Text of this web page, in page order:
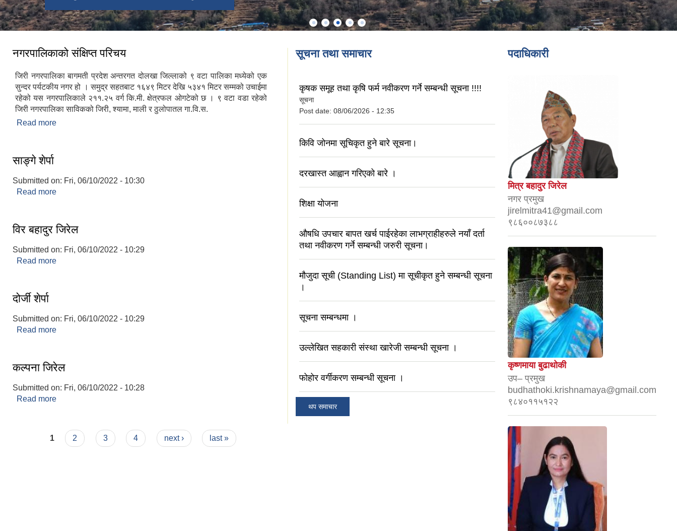
नगरपालिकाको संक्षिप्त परिचय
जिरी नगरपालिका बागमती प्रदेश अन्तरगत दोलखा जिल्लाको ९ वटा पालिका मध्येको एक
सुन्दर पर्यटकीय नगर हो । समुद्र सहतबाट १६४९ मिटर देखि ५३४१ मिटर सम्मको उचाईमा
रहेको यस नगरपालिकाले २११.२५ वर्ग कि.मी. क्षेत्रफल ओगटेको छ । ९ वटा वडा रहेको
जिरी नगरपालिका साविकको जिरी, श्यामा, माली र ठुलोपातल गा.वि.स.
Read more
साङ्गे शेर्पा
Submitted on: Fri, 06/10/2022 - 10:30
Read more
विर बहादुर जिरेल
Submitted on: Fri, 06/10/2022 - 10:29
Read more
दोर्जी शेर्पा
Submitted on: Fri, 06/10/2022 - 10:29
Read more
कल्पना जिरेल
Submitted on: Fri, 06/10/2022 - 10:28
Read more
Pages
1 2 3 4 next › last »
सूचना तथा समाचार
कृषक समूह तथा कृषि फर्म नवीकरण गर्ने सम्बन्धी सूचना !!!!
सूचना
Post date: 08/06/2026 - 12:35
किवि जोनमा सूचिकृत हुने बारे सूचना।
दरखास्त आह्वान गरिएको बारे ।
शिक्षा योजना
औषधि उपचार बापत खर्च पाईरहेका लाभग्राहीहरुले नयाँ दर्ता
तथा नवीकरण गर्ने सम्बन्धी जरुरी सूचना।
मौजुदा सूची (Standing List) मा सूचीकृत हुने सम्बन्धी सूचना
।
सूचना सम्बन्धमा ।
उल्लेखित सहकारी संस्था खारेजी सम्बन्धी सूचना ।
फोहोर वर्गीकरण सम्बन्धी सूचना ।
थप समाचार
पदाधिकारी
मित्र बहादुर जिरेल
नगर प्रमुख
jirelmitra41@gmail.com
९८६००८७३८८
कृष्णमाया बुढाथोकी
उप– प्रमुख
budhathoki.krishnamaya@gmail.com
९८४०११५१२२